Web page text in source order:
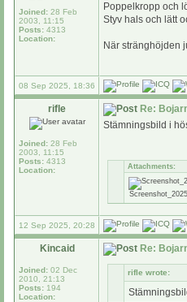
Joined: 28 Feb
2003, 11:15
Posts: 4313
Location:
Poppelkropp och
Styv hals och lätt
När stränghöjden
08 Sep 2025, 18:36
rifle
Joined: 28 Feb
2003, 11:15
Posts: 4313
Location:
Re:
Stämningsbild i
Attachments:
12 Sep 2025, 20:28
Kincaid
Joined: 02 Dec
2010, 21:13
Posts: 194
Location:
Re:
rifle wrote: